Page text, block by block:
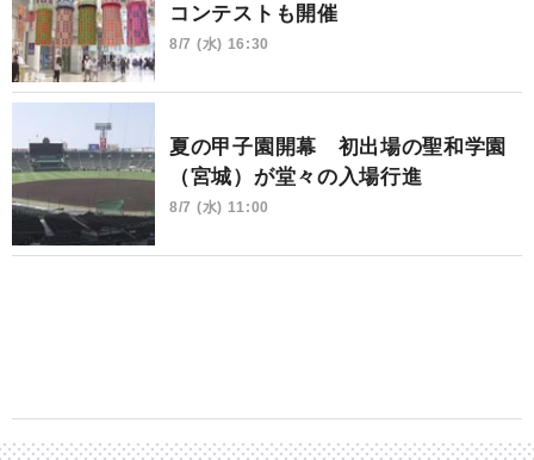
コンテストも開催
8/7 (水) 16:30
夏の甲子園開幕 初出場の聖和学園
（宮城）が堂々の入場行進
8/7 (水) 11:00